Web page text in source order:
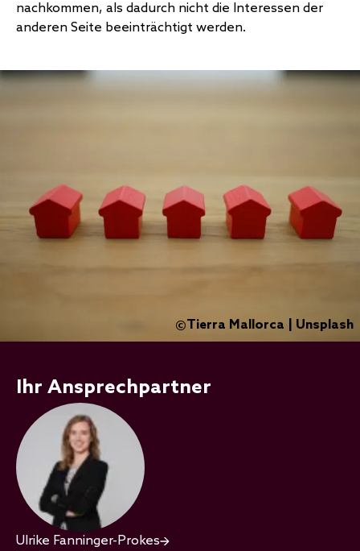
nachkommen, als dadurch nicht die Interessen der
anderen Seite beeinträchtigt werden.
©Tierra Mallorca | Unsplash
Ihr Ansprechpartner
Ulrike Fanninger-Prokes